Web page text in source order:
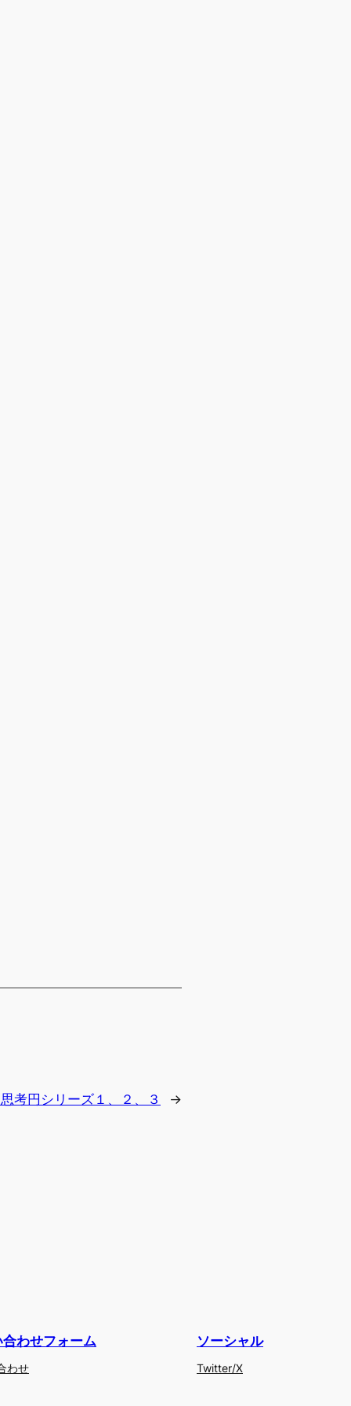
考円シリーズ１、２、３ →
わせフォーム
わせ
ソーシャル
Twitter/X